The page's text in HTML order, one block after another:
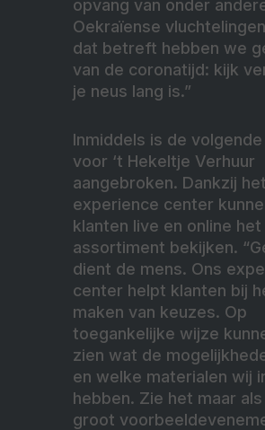
opvang van onder
Oekraïense
dat betreft hebben we
van de coronatijd: kijk
je neus lang is.”
Inmiddels is de
voor ‘t Hekeltje Verhuur
aangebroken. Dankzij het
experience center
klanten live en online
assortiment bekijken.
dient de mens. Ons
center helpt klanten bij
maken van keuzes. Op
toegankelijke wijze
zien wat de
en welke materialen wij
hebben. Zie het maar
groot